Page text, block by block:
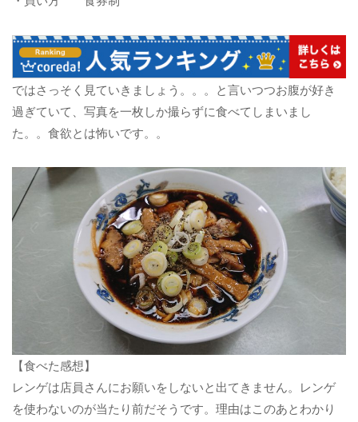
ではさっそく見ていきましょう。。。と言いつつお腹が好き
過ぎていて、写真を一枚しか撮らずに食べてしまいまし
た。。食欲とは怖いです。。
【食べた感想】
レンゲは店員さんにお願いをしないと出てきません。レンゲ
を使わないのが当たり前だそうです。理由はこのあとわかり